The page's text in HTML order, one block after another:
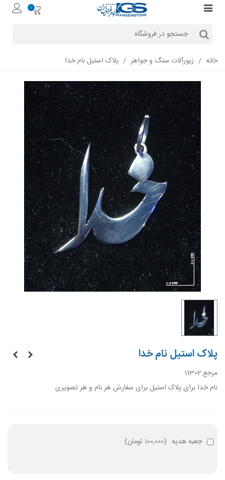
0
خانه / زیورآلات سنگ و جواهر / پلاک استیل نام خدا
پلاک استیل نام خدا
مرجع:11302
نام خدا برای پلاک استیل برای سفارش هر نام و هر تصویری
جعبه هدیه (100,000 تومان )